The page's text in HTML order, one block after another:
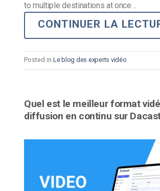
to multiple destinations at once…
CONTINUER LA
Posted in Le blog des experts vidéo
Quel est le meilleur format
diffusion en continu sur